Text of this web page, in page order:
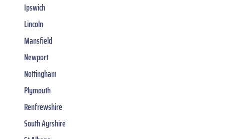
Ipswich
Lincoln
Mansfield
Newport
Nottingham
Plymouth
Renfrewshire
South Ayrshire